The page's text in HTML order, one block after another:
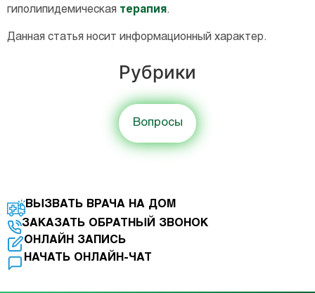
гиполипидемическая терапия.
Данная статья носит информационный характер.
Рубрики
Вопросы
ВЫЗВАТЬ ВРАЧА НА ДОМ
ЗАКАЗАТЬ ОБРАТНЫЙ ЗВОНОК
ОНЛАЙН ЗАПИСЬ
НАЧАТЬ ОНЛАЙН-ЧАТ